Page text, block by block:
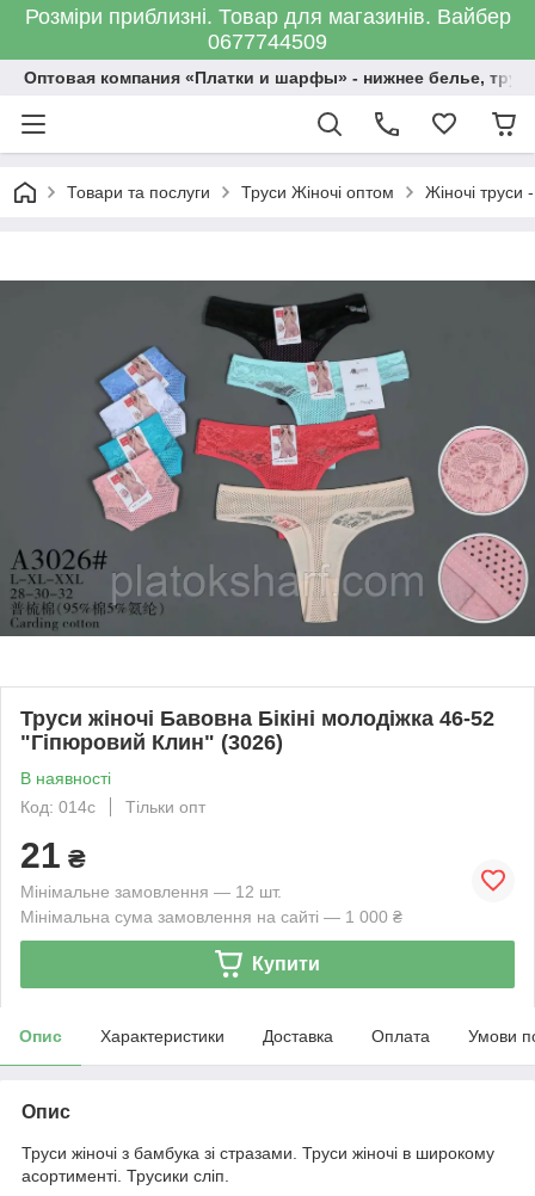
Розміри приблизні. Товар для магазинів. Вайбер
0677744509
Оптовая компания «Платки и шарфы» - нижнее белье,
Товари та послуги Труси Жіночі оптом Жіночі труси -
Труси жіночі Бавовна Бікіні молодіжка 46-52
"Гіпюровий Клин" (3026)
В наявності
Код: 014с
Тільки опт
21 ₴
Мінімальне замовлення — 12 шт.
Мінімальна сума замовлення на сайті — 1 000 ₴
Купити
Опис Характеристики Доставка Оплата Умови
Опис
Труси жіночі з бамбука зі стразами. Труси жіночі в широкому
асортименті. Трусики сліп.